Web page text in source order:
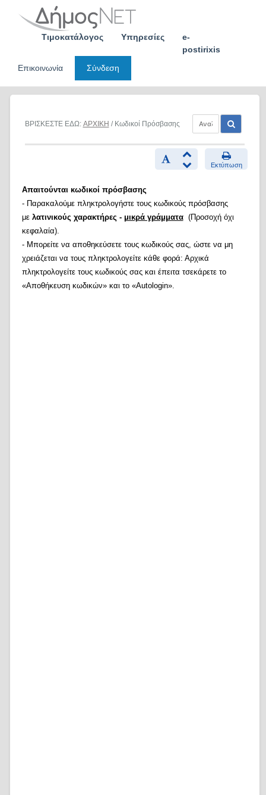
Τιμοκατάλογος Υπηρεσίες
e-
postirixis
Επικοινωνία
Σύνδεση
ΒΡΙΣΚΕΣΤΕ ΕΔΩ: ΑΡΧΙΚΗ / Κωδικοί Πρόσβασης
Εκτύπωση
Απαιτούνται κωδικοί πρόσβασης
- Παρακαλούμε πληκτρολογήστε τους κωδικούς πρόσβασης
με λατινικούς χαρακτήρες - μικρά γράμματα(Προσοχή όχι
κεφαλαία).
- Μπορείτε να αποθηκεύσετε τους κωδικούς σας, ώστε να μη
χρειάζεται να τους πληκτρολογείτε κάθε φορά: Αρχικά
πληκτρολογείτε τους κωδικούς σας και έπειτα τσεκάρετε το
«Αποθήκευση κωδικών» και το «Autologin».